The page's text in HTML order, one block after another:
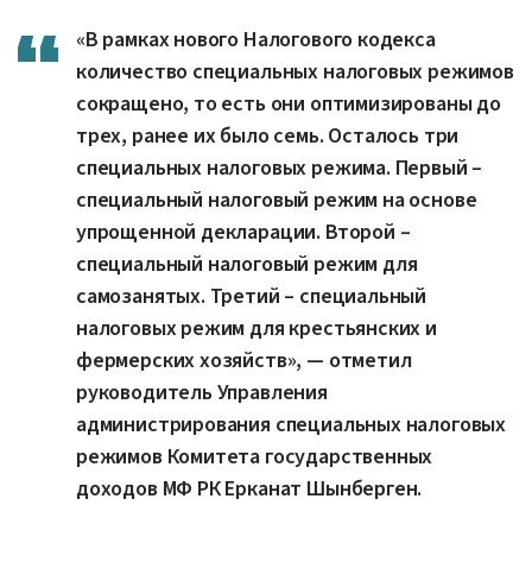
«В рамках нового Налогового кодекса
количество специальных налоговых режимов
сокращено, то есть они оптимизированы до
трех, ранее их было семь. Осталось три
специальных налоговых режима. Первый –
специальный налоговый режим на основе
упрощенной декларации. Второй –
специальный налоговый режим для
самозанятых. Третий – специальный
налоговых режим для крестьянских и
фермерских хозяйств», — отметил
руководитель Управления
администрирования специальных налоговых
режимов Комитета государственных
доходов МФ РК Ерканат Шынберген.